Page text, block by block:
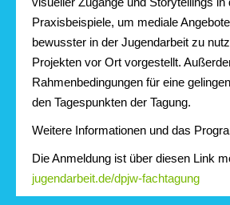
Praxisbeispiele, um mediale
bewusster in der Jugendarbeit zu
Projekten vor Ort vorgestellt.
Rahmenbedingungen für eine
den Tagespunkten der Tagung.
Weitere Informationen und das
Die Anmeldung ist über diesen Link
jugendarbeit.de/dpjw-fachtagung